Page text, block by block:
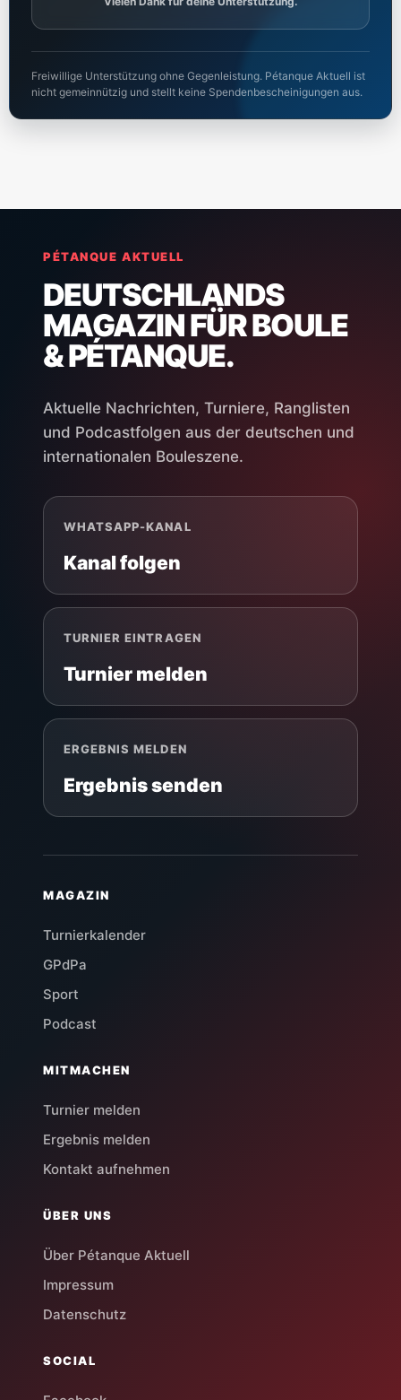
Freiwillige Unterstützung ohne Gegenleistung. Pétanque Aktuell ist
nicht gemeinnützig und stellt keine Spendenbescheinigungen aus.
PÉTANQUE AKTUELL
DEUTSCHLANDS
MAGAZIN FÜR BOULE
& PÉTANQUE.
Aktuelle Nachrichten, Turniere, Ranglisten
und Podcastfolgen aus der deutschen und
internationalen Bouleszene.
WHATSAPP-KANAL
Kanal folgen
TURNIER EINTRAGEN
Turnier melden
ERGEBNIS MELDEN
Ergebnis senden
MAGAZIN
Turnierkalender
GPdPa
Sport
Podcast
MITMACHEN
Turnier melden
Ergebnis melden
Kontakt aufnehmen
ÜBER UNS
Über Pétanque Aktuell
Impressum
Datenschutz
SOCIAL